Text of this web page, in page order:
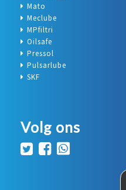
Mato
Meclube
MPfiltri
Oilsafe
Pressol
Pulsarlube
SKF
Volg ons